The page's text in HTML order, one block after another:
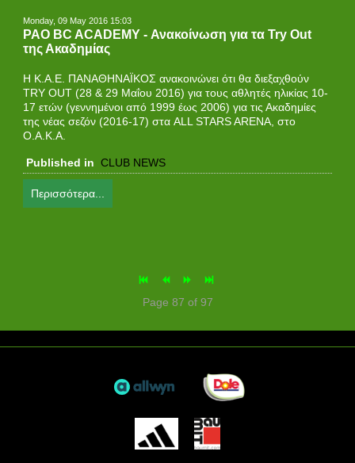
Monday, 09 May 2016 15:03
PAO BC ACADEMY - Ανακοίνωση για τα Try Out
της Ακαδημίας
H Κ.Α.Ε. ΠΑΝΑΘΗΝΑΪΚΟΣ ανακοινώνει ότι θα διεξαχθούν
TRY OUT (28 & 29 Μαΐου 2016) για τους αθλητές ηλικίας 10-
17 ετών (γεννημένοι από 1999 έως 2006) για τις Ακαδημίες
της νέας σεζόν (2016-17) στα ALL STARS ARENA, στο
Ο.Α.Κ.Α.
Published in CLUB NEWS
Περισσότερα...
Page 87 of 97